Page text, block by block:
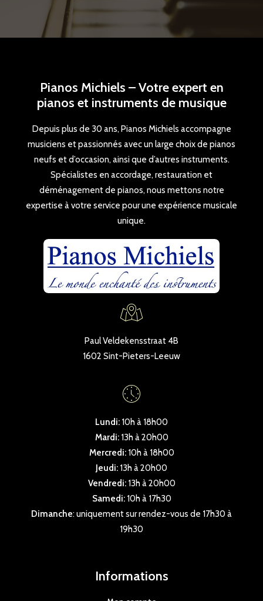
Pianos Michiels – Votre expert en
pianos et instruments de musique
Depuis plus de 30 ans, Pianos Michiels accompagne
musiciens et passionnés avec un large choix de pianos
neufs et d’occasion, ainsi que d’autres instruments.
Spécialistes en accordage, restauration et
déménagement de pianos, nous mettons notre
expertise à votre service pour une expérience musicale
unique.
Paul Veldekensstraat 4B
1602 Sint-Pieters-Leeuw
Lundi: 10h à 18h00
Mardi:13h à 20h00
Mercredi:10h à 18h00
Jeudi: 13h à 20h00
Vendredi:13h à 20h00
Samedi:10h à 17h30
Dimanche: uniquement sur rendez-vous de 17h30 à
19h30
Informations